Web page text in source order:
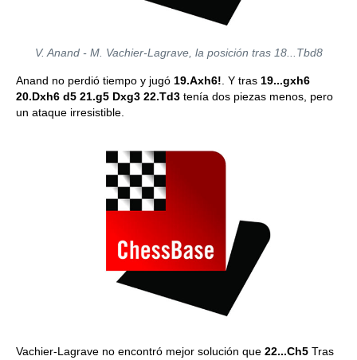
V. Anand - M. Vachier-Lagrave, la posición tras 18...Tbd8
Anand no perdió tiempo y jugó 19.Axh6! . Y tras 19...gxh6
20.Dxh6 d5 21.g5 Dxg3 22.Td3 tenía dos piezas menos, pero
un ataque irresistible.
Vachier-Lagrave no encontró mejor solución que 22...Ch5 Tras